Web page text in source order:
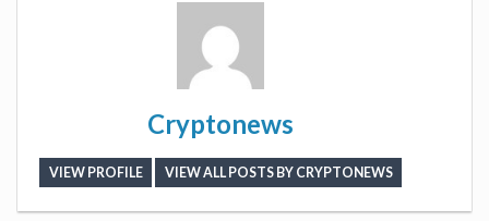
Cryptonews
VIEW PROFILE VIEW ALL POSTS BY CRYPTONEWS